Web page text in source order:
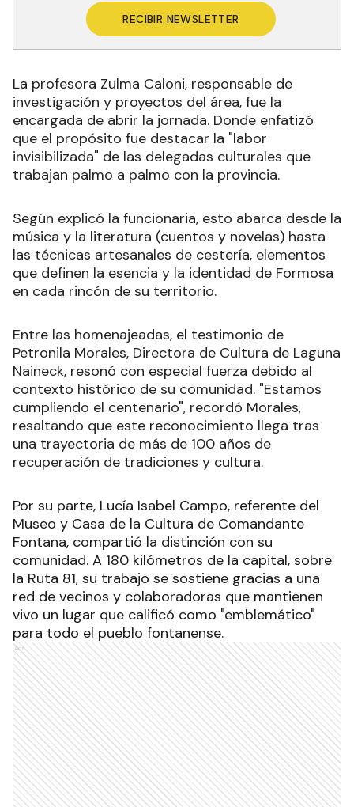
RECIBIR NEWSLETTER
La profesora Zulma Caloni, responsable de
investigación y proyectos del área, fue la
encargada de abrir la jornada. Donde enfatizó
que el propósito fue destacar la "labor
invisibilizada" de las delegadas culturales que
trabajan palmo a palmo con la provincia.
Según explicó la funcionaria, esto abarca desde la
música y la literatura (cuentos y novelas) hasta
las técnicas artesanales de cestería, elementos
que definen la esencia y la identidad de Formosa
en cada rincón de su territorio.
Entre las homenajeadas, el testimonio de
Petronila Morales, Directora de Cultura de Laguna
Naineck, resonó con especial fuerza debido al
contexto histórico de su comunidad. "Estamos
cumpliendo el centenario", recordó Morales,
resaltando que este reconocimiento llega tras
una trayectoria de más de 100 años de
recuperación de tradiciones y cultura.
Por su parte, Lucía Isabel Campo, referente del
Museo y Casa de la Cultura de Comandante
Fontana, compartió la distinción con su
comunidad. A 180 kilómetros de la capital, sobre
la Ruta 81, su trabajo se sostiene gracias a una
red de vecinos y colaboradoras que mantienen
vivo un lugar que calificó como "emblemático"
para todo el pueblo fontanense.
Ads